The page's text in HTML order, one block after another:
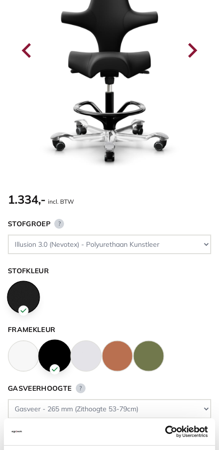
1.334,- incl. BTW
STOFGROEP ?
STOFKLEUR
FRAMEKLEUR
GASVEERHOOGTE ?
VLOERCONTACT